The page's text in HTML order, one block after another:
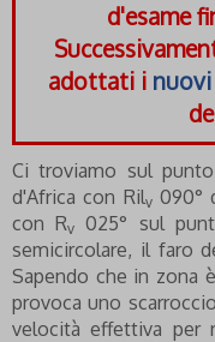
d'esame
adottati i
Ci troviamo sul
d'Africa con Rilv090°
con Rv 025° sul
semicircolare, il faro
Sapendo che in zona
provoca uno
velocità effettiva per